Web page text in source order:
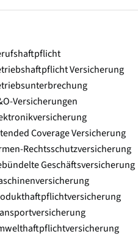
Versicherung
Versicherungen
Coverage Versicherung
Rechtsschutzversicherung
Geschäftsversicherung